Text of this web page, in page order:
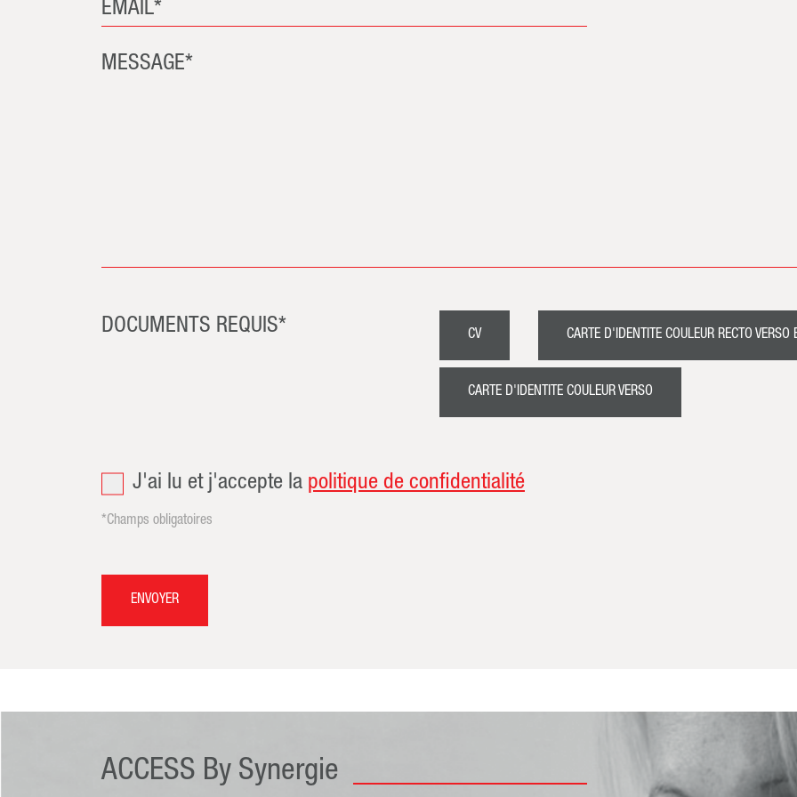
EMAIL*
MESSAGE*
DOCUMENTS REQUIS* CV CARTE D'IDENTITE COULEUR RECTO VERSO
CARTE D'IDENTITE COULEUR VERSO
J'ai lu et j'accepte la politique de confidentialité
*Champs obligatoires
ENVOYER
ACCESS By Synergie